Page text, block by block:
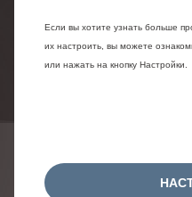
Если вы хотите узнать больше
их настроить, вы можете
или нажать на кнопку Настройки.